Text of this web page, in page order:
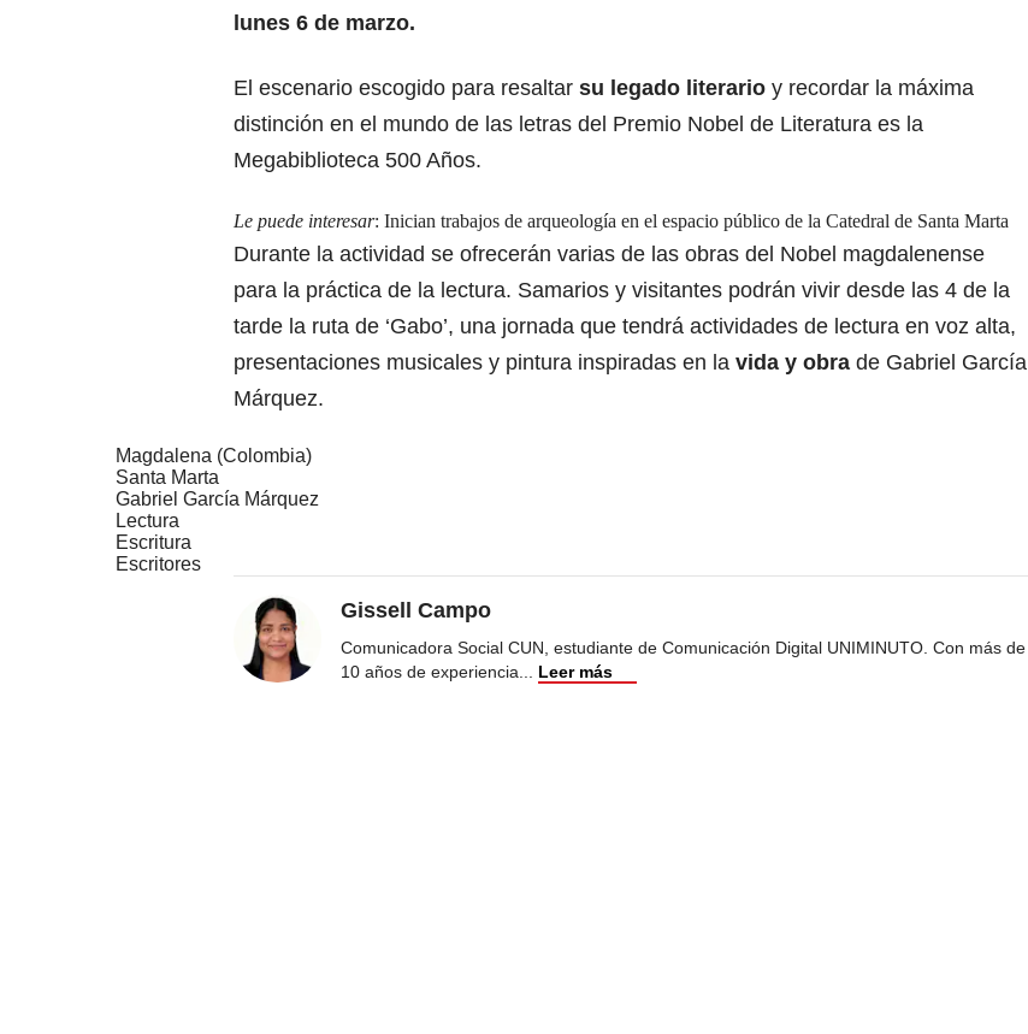
lunes 6 de marzo.
El escenario escogido para resaltar su legado literario y recordar la máxima
distinción en el mundo de las letras del Premio Nobel de Literatura es la
Megabiblioteca 500 Años.
Le puede interesar: Inician trabajos de arqueología en el espacio público de la Catedral de Santa Marta
Durante la actividad se ofrecerán varias de las obras del Nobel magdalenense
para la práctica de la lectura. Samarios y visitantes podrán vivir desde las 4 de la
tarde la ruta de ‘Gabo’, una jornada que tendrá actividades de lectura en voz alta,
presentaciones musicales y pintura inspiradas en la vida y obra de Gabriel García
Márquez.
Magdalena (Colombia)
Santa Marta
Gabriel García Márquez
Lectura
Escritura
Escritores
Gissell Campo
Comunicadora Social CUN, estudiante de Comunicación Digital UNIMINUTO. Con más de
10 años de experiencia... Leer más